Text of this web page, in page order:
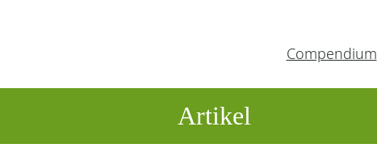
Compendium
Artikel